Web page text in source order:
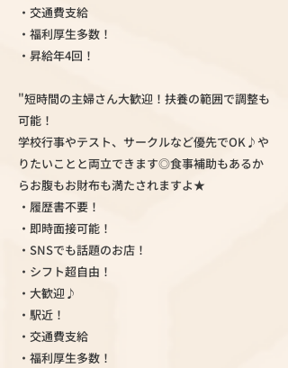
・交通費支給
・福利厚生多数！
・昇給年4回！
"短時間の主婦さん大歓迎！扶養の範囲で調整も
可能！
学校行事やテスト、サークルなど優先でOK♪や
りたいことと両立できます◎食事補助もあるか
らお腹もお財布も満たされますよ★
・履歴書不要！
・即時面接可能！
・SNSでも話題のお店！
・シフト超自由！
・大歓迎♪
・駅近！
・交通費支給
・福利厚生多数！